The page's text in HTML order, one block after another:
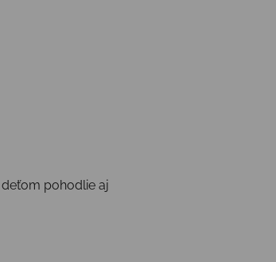
pohodlie aj